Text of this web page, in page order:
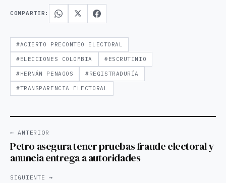
COMPARTIR:
#ACIERTO PRECONTEO ELECTORAL
#ELECCIONES COLOMBIA #ESCRUTINIO
#HERNÁN PENAGOS #REGISTRADURÍA
#TRANSPARENCIA ELECTORAL
← ANTERIOR
Petro asegura tener pruebas fraude electoral y
anuncia entrega a autoridades
SIGUIENTE →